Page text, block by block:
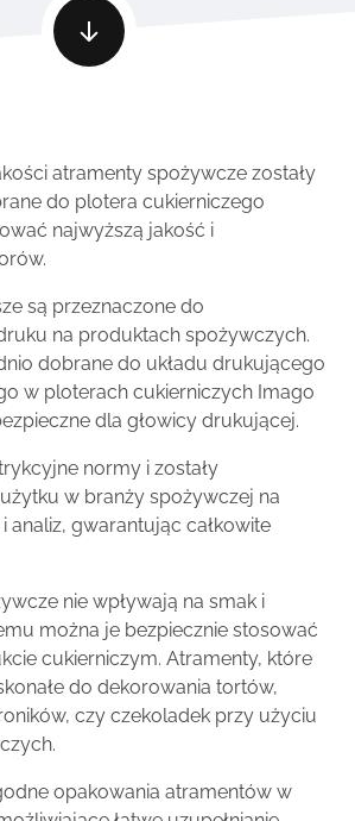
atramenty spożywcze zostały
do plotera cukierniczego
najwyższą jakość i
są przeznaczone do
na produktach spożywczych.
dobrane do układu drukującego
w ploterach cukierniczych Imago
dla głowicy drukującej.
normy i zostały
w branży spożywczej na
analiz, gwarantując całkowite
nie wpływają na smak i
można je bezpiecznie stosować
cukierniczym. Atramenty, które
do dekorowania tortów,
czy czekoladek przy użyciu
opakowania atramentów w